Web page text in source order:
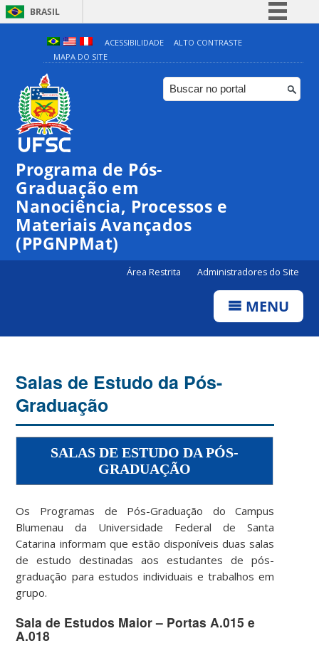
BRASIL
Simplifique!
Comunica BR
Participe
ACESSIBILIDADE
ALTO CONTRASTE
MAPA DO SITE
Programa de Pós-
Graduação em
Nanociência, Processos e
Materiais Avançados
(PPGNPMat)
Área Restrita Administradores do Site
MENU
Salas de Estudo da Pós-
Graduação
SALAS DE ESTUDO DA PÓS-
GRADUAÇÃO
Os Programas de Pós-Graduação do Campus
Blumenau da Universidade Federal de Santa
Catarina informam que estão disponíveis duas salas
de estudo destinadas aos estudantes de pós-
graduação para estudos individuais e trabalhos em
grupo.
Sala de Estudos Maior – Portas A.015 e
A.018